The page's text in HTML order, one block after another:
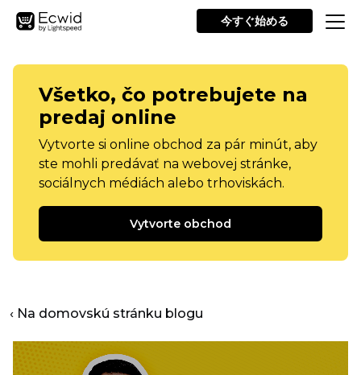
今すぐ始める
Všetko, čo potrebujete na
predaj online
Vytvorte si online obchod za pár minút, aby
ste mohli predávať na webovej stránke,
sociálnych médiách alebo trhoviskách.
Vytvorte obchod
‹ Na domovskú stránku blogu